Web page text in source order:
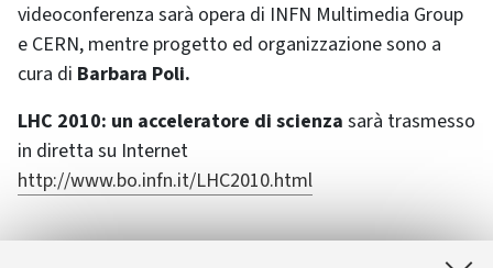
videoconferenza sarà opera di INFN Multimedia Group
e CERN, mentre progetto ed organizzazione sono a
cura di Barbara Poli.
LHC 2010: un acceleratore di scienza sarà trasmesso
in diretta su Internet
http://www.bo.infn.it/LHC2010.html